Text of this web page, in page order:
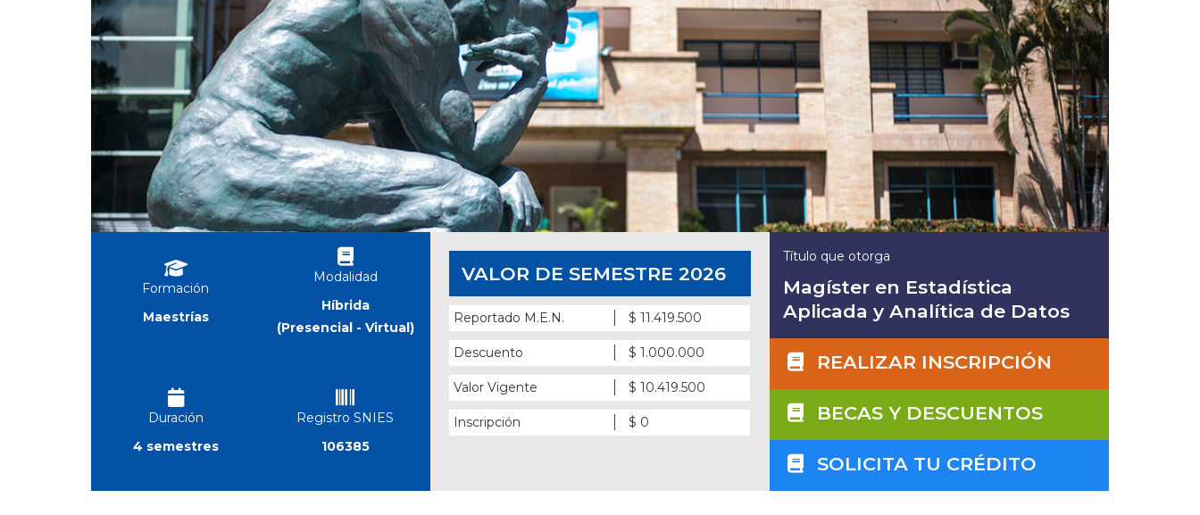
Formación
Maestrías
Modalidad
Híbrida
(Presencial - Virtual)
Duración
4 semestres
Registro SNIES
106385
VALOR DE SEMESTRE 2026
Reportado M.E.N. $ 11.419.500
Descuento $ 1.000.000
Valor Vigente $ 10.419.500
Inscripción $ 0
Título que otorga
Magíster en Estadística
Aplicada y Analítica de Datos
REALIZAR INSCRIPCIÓN
BECAS Y DESCUENTOS
SOLICITA TU CRÉDITO